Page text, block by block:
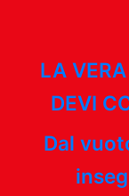
LA
DEVI
Dal